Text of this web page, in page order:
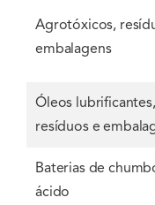
Agrotóxicos,
embalagens
Óleos lubrificantes,
resíduos e
Baterias de
ácido